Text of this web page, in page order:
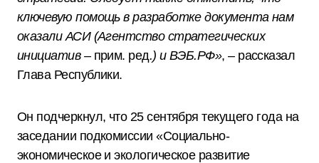
ключевую помощь в разработке документа нам
оказали АСИ (Агентство стратегических
инициатив – прим. ред.) и ВЭБ.РФ», – рассказал
Глава Республики.
Он подчеркнул, что 25 сентября текущего года на
заседании подкомиссии «Социально-
экономическое и экологическое развитие